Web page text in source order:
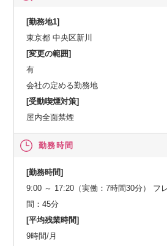
[勤務地1]
東京都 中央区新川
[変更の範囲]
有
会社の定める勤務地
[受動喫煙対策]
屋内全面禁煙
勤務時間
[勤務時間]
9:00 ～ 17:20（実働：7時間30分）
間：45分
[平均残業時間]
9時間/月